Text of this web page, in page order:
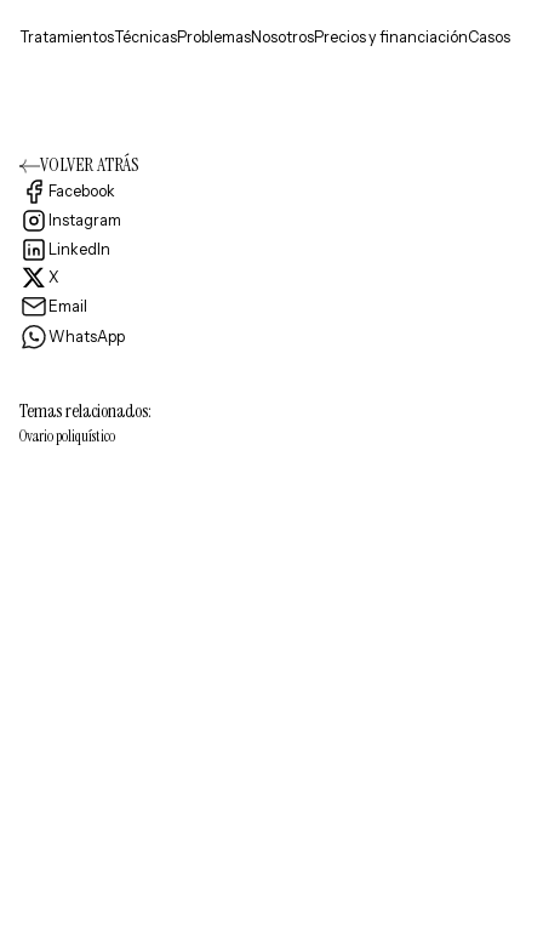
TratamientosTécnicasProblemasNosotrosPrecios y financiaciónCasos
VOLVER ATRÁS
Facebook
Instagram
LinkedIn
X
Email
WhatsApp
Temas relacionados:
Ovario poliquístico